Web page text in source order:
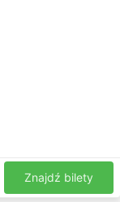
Znajdź bilety